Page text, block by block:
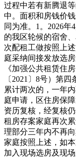
过程中若有新腾退
中。面积和房钱价
同为准。1。2026
的我区轮候的宿舍
次配租工做按照上
庭采纳间接发放选
《加强公共租赁住
〔2021〕8号）第
累计两次的，一年
庭申请，区住房保
资历复核，经复核
租房存案家庭再次
理部分三年内不再
家庭按照上述，如
加入现场选房及现